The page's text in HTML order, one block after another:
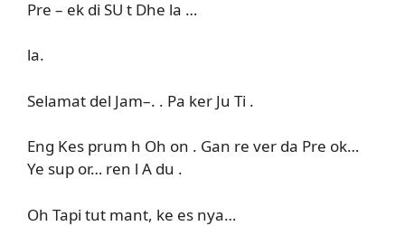
Pre – ek di SU t Dhe la …
la.
Selamat del Jam–. . Pa ker Ju Ti .
Eng Kes prum h Oh on . Gan re ver da Pre ok…
Ye sup or… ren l A du .
Oh Tapi tut mant, ke es nya…